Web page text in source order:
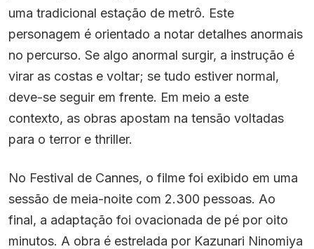
uma tradicional estação de metrô. Este
personagem é orientado a notar detalhes anormais
no percurso. Se algo anormal surgir, a instrução é
virar as costas e voltar; se tudo estiver normal,
deve-se seguir em frente. Em meio a este
contexto, as obras apostam na tensão voltadas
para o terror e thriller.
No Festival de Cannes, o filme foi exibido em uma
sessão de meia-noite com 2.300 pessoas. Ao
final, a adaptação foi ovacionada de pé por oito
minutos. A obra é estrelada por Kazunari Ninomiya